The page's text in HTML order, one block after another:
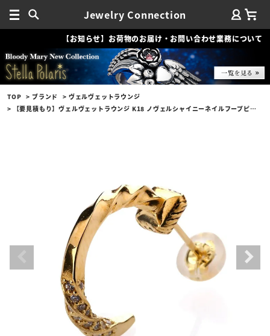
Jewelry Connection
【お知らせ】お荷物のお届け・お問い合わせ業務について
TOP ブランド
ヴェルヴェットラウンジ
【要見積もり】ヴェルヴェットラウンジ K18 ノヴェルシャイニーネイルフープピアス w/ダイヤモンド